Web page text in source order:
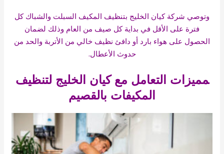
وتوصي شركة كيان الخليج بتنظيف المكيف السبلت والشباك كل
فترة على الأقل في بداية كل صيف من العام وذلك لضمان
الحصول على هواء بارد أو دافئ نظيف خالي من الأتربة والحد من
حدوث الأعطال.
‍مميزات التعامل مع كيان الخليج لتنظيف
المكيفات بالقصيم